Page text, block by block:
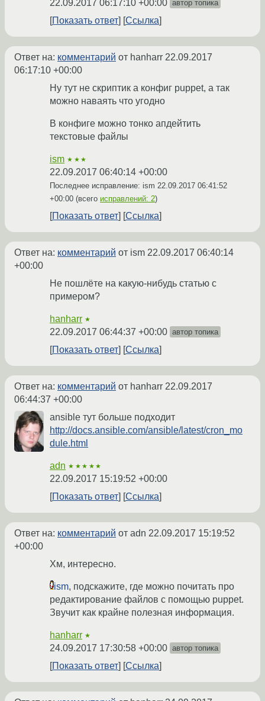
22.09.2017 06:17:10 +00:00 автор топика
Показать ответ Ссылка
Ответ на: комментарий от hanharr 22.09.2017
06:17:10 +00:00
Ну тут не скриптик а конфиг puppet, а так
можно наваять что угодно
В конфиге можно тонко апдейтить
текстовые файлы
ism ★★★
22.09.2017 06:40:14 +00:00
Последнее исправление: ism 22.09.2017 06:41:52
+00:00 (всего исправлений: 2)
Показать ответ Ссылка
Ответ на: комментарий от ism 22.09.2017 06:40:14
+00:00
Не пошлёте на какую-нибудь статью с
примером?
hanharr ★
22.09.2017 06:44:37 +00:00 автор топика
Показать ответ Ссылка
Ответ на: комментарий от hanharr 22.09.2017
06:44:37 +00:00
ansible тут больше подходит
http://docs.ansible.com/ansible/latest/cron_mo
dule.html
adn ★★★★★
22.09.2017 15:19:52 +00:00
Показать ответ
Ссылка
Ответ на: комментарий от adn 22.09.2017 15:19:52
+00:00
Хм, интересно.
ism, подскажите, где можно почитать про
редактирование файлов с помощью puppet.
Звучит как крайне полезная информация.
hanharr ★
24.09.2017 17:30:58 +00:00 автор топика
Показать ответ Ссылка